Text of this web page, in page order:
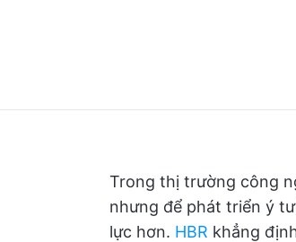
Trong thị trường công
nhưng để phát triển ý
lực hơn. HBR khẳng